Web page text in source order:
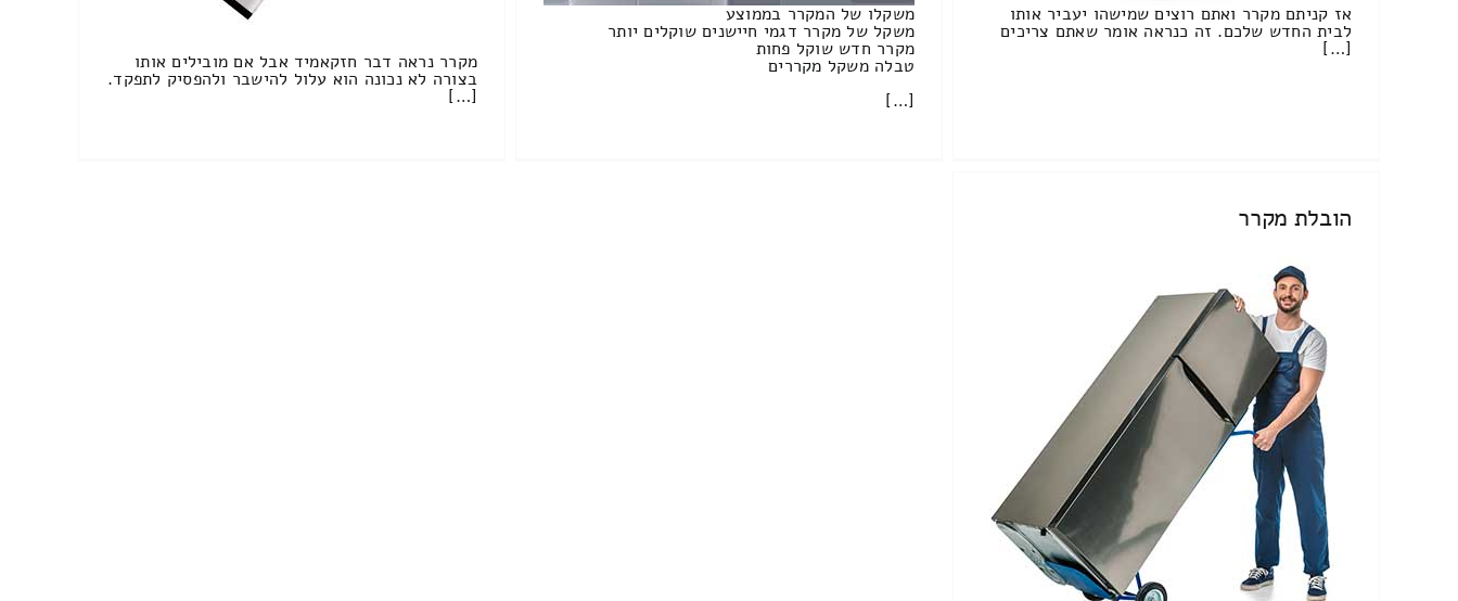
אז קניתם מקרר ואתם רוצים שמישהו יעביר אותו
לבית החדש שלכם. זה כנראה אומר שאתם צריכים
[…]
משקלו של המקרר בממוצע
משקל של מקרר דגמי חיישנים שוקלים יותר
מקרר חדש שוקל פחות
טבלה משקל מקררים
[…]
מקרר נראה דבר חזקאמיד אבל אם מובילים אותו
בצורה לא נכונה הוא עלול להישבר ולהפסיק לתפקד.
[…]
הובלת מקרר